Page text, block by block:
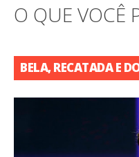
O QUE VOCÊ
BELA, RECATADA E